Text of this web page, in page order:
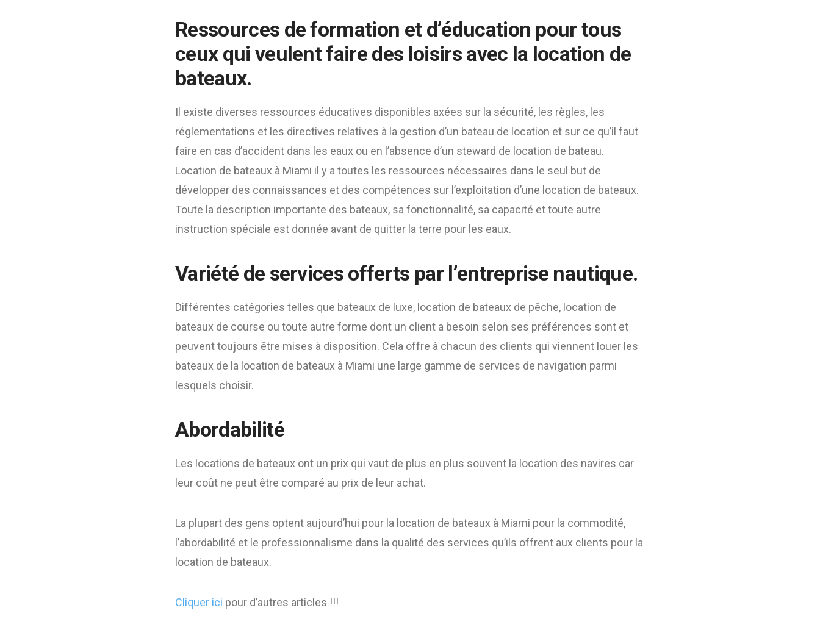
Ressources de formation et d’éducation pour tous
ceux qui veulent faire des loisirs avec la location de
bateaux.
Il existe diverses ressources éducatives disponibles axées sur la sécurité, les règles, les
réglementations et les directives relatives à la gestion d’un bateau de location et sur ce qu’il faut
faire en cas d’accident dans les eaux ou en l’absence d’un steward de location de bateau.
Location de bateaux à Miami il y a toutes les ressources nécessaires dans le seul but de
développer des connaissances et des compétences sur l’exploitation d’une location de bateaux.
Toute la description importante des bateaux, sa fonctionnalité, sa capacité et toute autre
instruction spéciale est donnée avant de quitter la terre pour les eaux.
Variété de services offerts par l’entreprise nautique.
Différentes catégories telles que bateaux de luxe, location de bateaux de pêche, location de
bateaux de course ou toute autre forme dont un client a besoin selon ses préférences sont et
peuvent toujours être mises à disposition. Cela offre à chacun des clients qui viennent louer les
bateaux de la location de bateaux à Miami une large gamme de services de navigation parmi
lesquels choisir.
Abordabilité
Les locations de bateaux ont un prix qui vaut de plus en plus souvent la location des navires car
leur coût ne peut être comparé au prix de leur achat.
La plupart des gens optent aujourd’hui pour la location de bateaux à Miami pour la commodité,
l’abordabilité et le professionnalisme dans la qualité des services qu’ils offrent aux clients pour la
location de bateaux.
Cliquer ici pour d’autres articles !!!